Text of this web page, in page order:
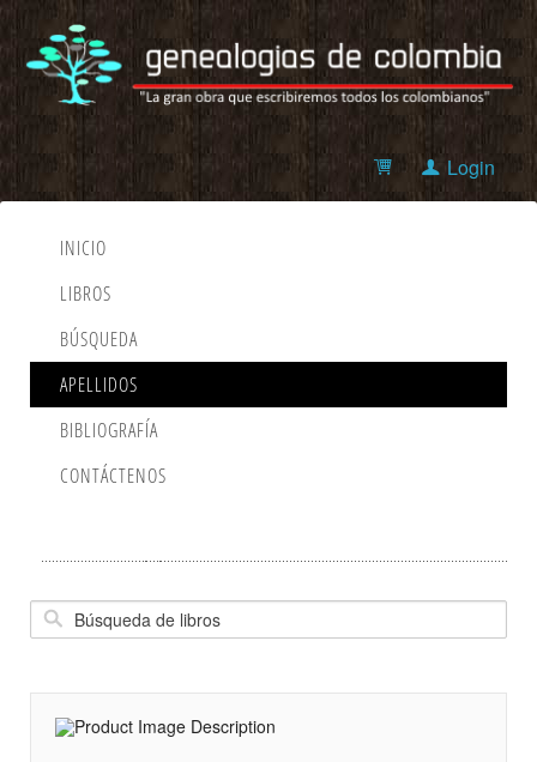
Login
INICIO
LIBROS
BÚSQUEDA
APELLIDOS
BIBLIOGRAFÍA
CONTÁCTENOS